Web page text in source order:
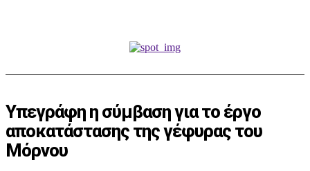
Υπεγράφη η σύμβαση για το έργο
αποκατάστασης της γέφυρας του
Μόρνου